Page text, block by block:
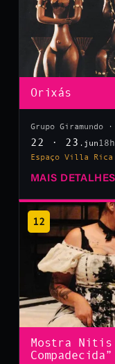
Orixás
Grupo Giramundo
22 · 23 .jun
Espaço Villa Rica
MAIS DETALHES
12
Mostra Nitis
Compadecida”